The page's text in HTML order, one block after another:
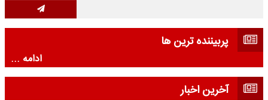
پربیننده ترین ها
ادامه ...
آخرین اخبار